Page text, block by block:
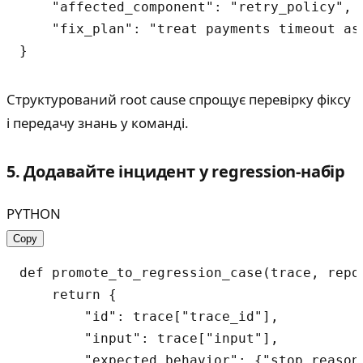
    "affected_component": "retry_policy",
"fix_plan": "treat payments timeout
Структурований root cause спрощує перевірку фіксу
і передачу знань у команді.
5. Додавайте інцидент у regression-набір
PYTHON
Copy
def promote_to_regression_case(trace,
    return {
        "id": trace["trace_id"],
        "input": trace["input"],
"expected_behavior":